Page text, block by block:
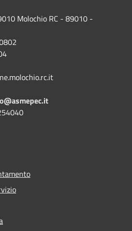
Molochio RC - 89010 -